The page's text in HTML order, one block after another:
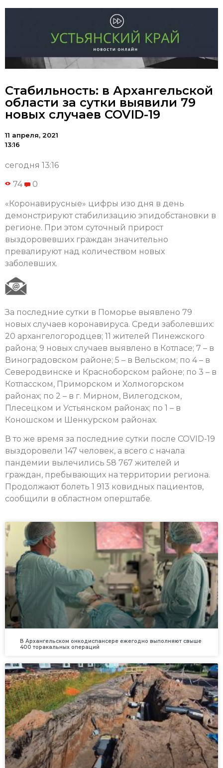
Cтабильность: в Архангельской
области за сутки выявили 79
новых случаев COVID-19
11 апреля, 2021
13:16
сегодня 13:16
74 0
«Коронавирусные» цифры изо дня в день
демонстрируют стабилизацию эпидобстановки в
регионе. При этом суточный прирост
выздоровевших граждан значительно
превалируют над количеством новых
заболевших.
За последние сутки в Поморье выявлено 79
новых случаев коронавируса. Среди заболевших:
20 архангелогородцев; 11 жителей Пинежского
района; 9 новых случаев выявлено в Котласе; 7 – в
Виноградовском районе; 5 – в Вельском; по 4 – в
Северодвинске и Красноборском районе; по 3 – в
Котласском, Приморском и Холмогорском
районах; по 2 – в г. Мирном, Вилегодском,
Плесецком и Устьянском районах; по 1 – в
Коношском и Шенкурском районах.
В то же время за последние сутки после COVID-19
выздоровели 147 человек, а всего с начала
пандемии вылечились 58 767 жителей и
граждан, пребывающих на территории региона.
Продолжают болеть 1 913 ковидных пациентов,
сообщили в областном оперштабе.
В Архангельском онкодиспансере ежегодно выполняют свыше
400 торакальных операций